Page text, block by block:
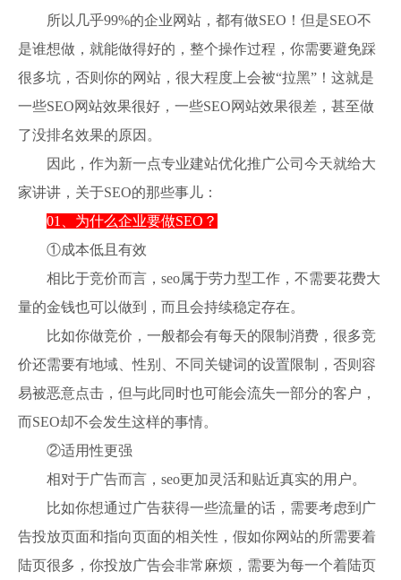
所以几乎99%的企业网站，都有做SEO！但是SEO不
是谁想做，就能做得好的，整个操作过程，你需要避免踩
很多坑，否则你的网站，很大程度上会被“拉黑”！这就是
一些SEO网站效果很好，一些SEO网站效果很差，甚至做
了没排名效果的原因。
因此，作为新一点专业建站优化推广公司今天就给大
家讲讲，关于SEO的那些事儿：
01、为什么企业要做SEO？
①成本低且有效
相比于竞价而言，seo属于劳力型工作，不需要花费大
量的金钱也可以做到，而且会持续稳定存在。
比如你做竞价，一般都会有每天的限制消费，很多竞
价还需要有地域、性别、不同关键词的设置限制，否则容
易被恶意点击，但与此同时也可能会流失一部分的客户，
而SEO却不会发生这样的事情。
②适用性更强
相对于广告而言，seo更加灵活和贴近真实的用户。
比如你想通过广告获得一些流量的话，需要考虑到广
告投放页面和指向页面的相关性，假如你网站的所需要着
陆页很多，你投放广告会非常麻烦，需要为每一个着陆页